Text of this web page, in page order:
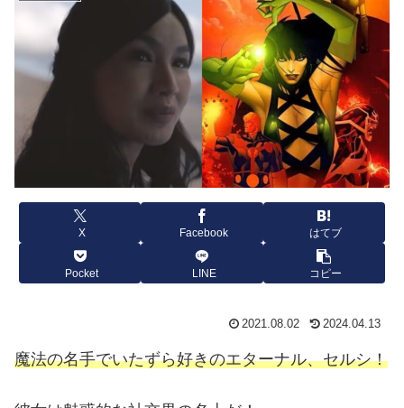
X Facebook はてブ
Pocket LINE コピー
2021.08.02 2024.04.13
魔法の名手でいたずら好きのエターナル、セルシ！